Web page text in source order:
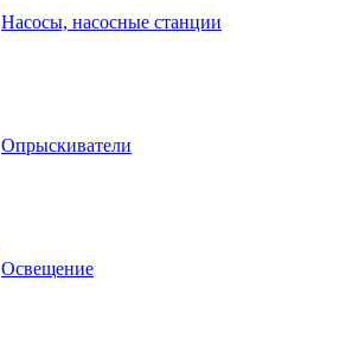
Насосы, насосные станции
Опрыскиватели
Освещение